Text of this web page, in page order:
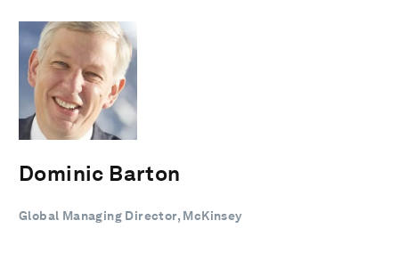
Dominic Barton
Global Managing Director, McKinsey